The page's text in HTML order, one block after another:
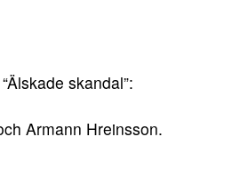
skandal”:
Armann Hreinsson.